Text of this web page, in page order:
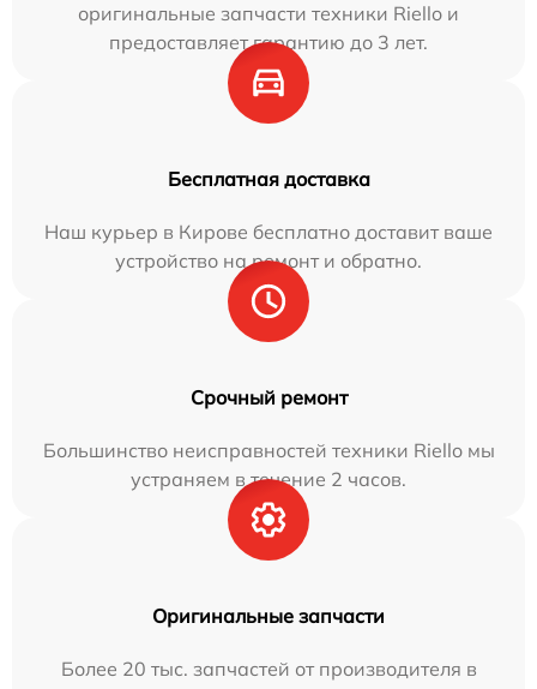
оригинальные запчасти техники Riello и
предоставляет гарантию до 3 лет.
Бесплатная доставка
Наш курьер в Кирове бесплатно доставит ваше
устройство на ремонт и обратно.
Срочный ремонт
Большинство неисправностей техники Riello мы
устраняем в течение 2 часов.
Оригинальные запчасти
Более 20 тыс. запчастей от производителя в